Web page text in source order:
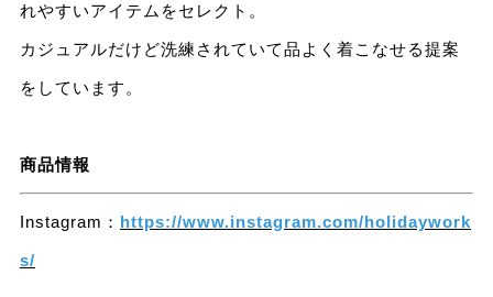
れやすいアイテムをセレクト。
カジュアルだけど洗練されていて品よく着こなせる提案
をしています。
商品情報
Instagram： https://www.instagram.com/holidaywork
s/